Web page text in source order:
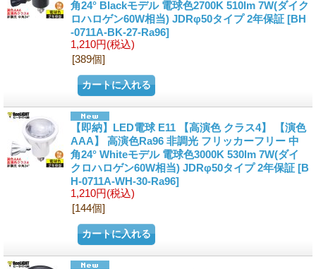
角24° Blackモデル 電球色2700K 510lm 7W(ダイク
ロハロゲン60W相当) JDRφ50タイプ 2年保証 [BH
-0711A-BK-27-Ra96]
1,210円(税込)
[389個]
【即納】LED電球 E11 【高演色 クラス4】 【演色
AAA】 高演色Ra96 非調光 フリッカーフリー 中
角24° Whiteモデル 電球色3000K 530lm 7W(ダイ
クロハロゲン60W相当) JDRφ50タイプ 2年保証 [B
H-0711A-WH-30-Ra96]
1,210円(税込)
[144個]